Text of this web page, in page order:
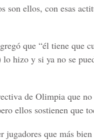
son ellos, con esas
que “él tiene que
hizo y si ya no se
de Olimpia que
ellos sostienen que
jugadores que más